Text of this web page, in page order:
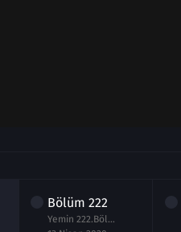
Bölüm 222
Yemin 222.Bölüm izle